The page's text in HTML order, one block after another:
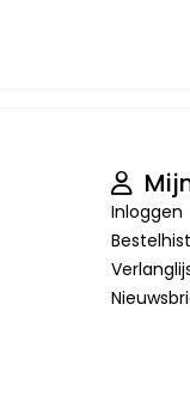
Inloggen